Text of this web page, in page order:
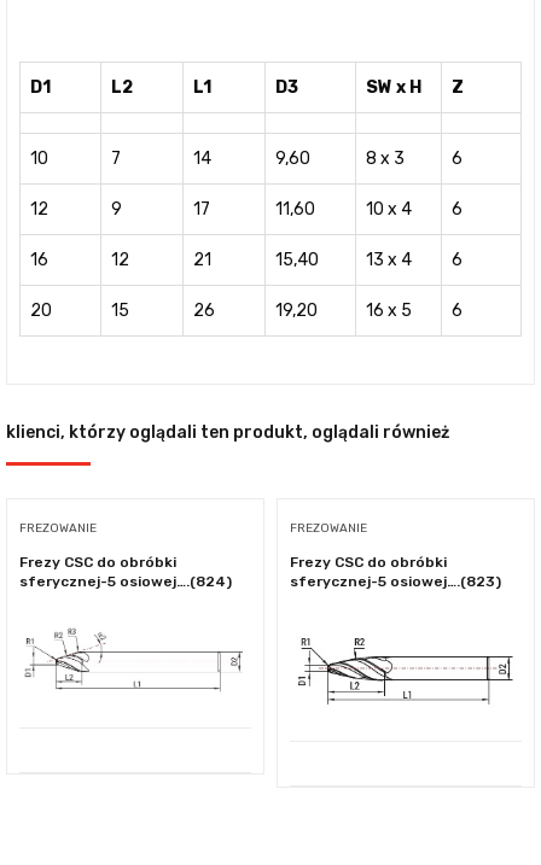
D1 L2 L1 D3 SW x H Z
10 7 14 9,60 8 x 3 6
12 9 17 11,60 10 x 4 6
16 12 21 15,40 13 x 4 6
20 15 26 19,20 16 x 5 6
klienci, którzy oglądali ten produkt, oglądali również
FREZOWANIE
Frezy CSC do obróbki
sferycznej-5 osiowej….(824)
FREZOWANIE
Frezy CSC do obróbki
sferycznej-5 osiowej….(823)